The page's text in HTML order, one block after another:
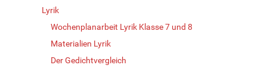
Lyrik
Wochenplanarbeit Lyrik Klasse 7 und 8
Materialien Lyrik
Der Gedichtvergleich